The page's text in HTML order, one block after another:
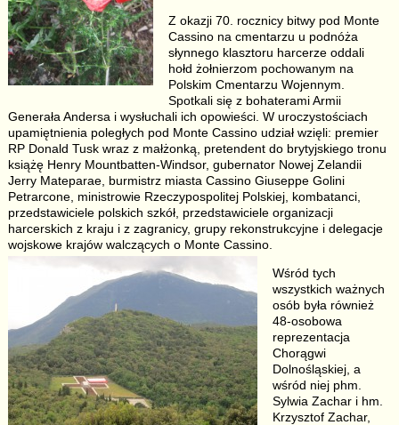
Z okazji 70. rocznicy bitwy pod Monte
Cassino na cmentarzu u podnóża
słynnego klasztoru harcerze oddali
hołd żołnierzom pochowanym na
Polskim Cmentarzu Wojennym.
Spotkali się z bohaterami Armii
Generała Andersa i wysłuchali ich opowieści. W uroczystościach
upamiętnienia poległych pod Monte Cassino udział wzięli: premier
RP Donald Tusk wraz z małżonką, pretendent do brytyjskiego tronu
książę Henry Mountbatten-Windsor, gubernator Nowej Zelandii
Jerry Mateparae, burmistrz miasta Cassino Giuseppe Golini
Petrarcone, ministrowie Rzeczypospolitej Polskiej, kombatanci,
przedstawiciele polskich szkół, przedstawiciele organizacji
harcerskich z kraju i z zagranicy, grupy rekonstrukcyjne i delegacje
wojskowe krajów walczących o Monte Cassino.
Wśród tych
wszystkich ważnych
osób była również
48-osobowa
reprezentacja
Chorągwi
Dolnośląskiej, a
wśród niej phm.
Sylwia Zachar i hm.
Krzysztof Zachar,